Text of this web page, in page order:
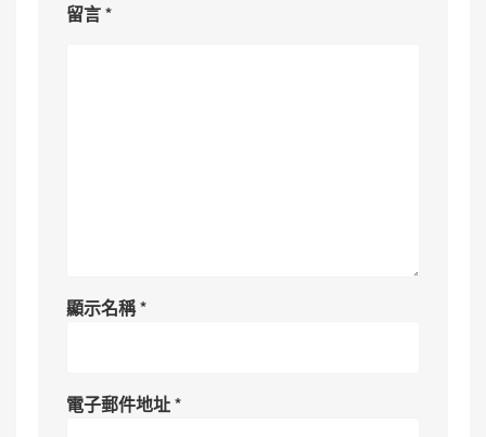
留言*
顯示名稱*
電子郵件地址*